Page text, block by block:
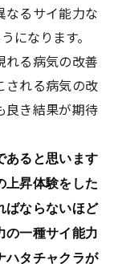
なるサイ能力な
になります。
れる病気の改善
される病気の改
良き結果が期待
あると思います
上昇体験をした
ばならないほど
の一種サイ能力
ハタチャクラが